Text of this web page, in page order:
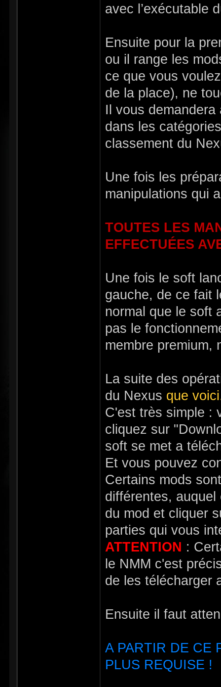
avec l’exécutable
Ensuite pour la
ou il range les
ce que vous
de la place), ne
Il vous
dans les
classement du
Une fois les
manipulations qui
TOUTES LES
EFFECTUÉES
Une fois le soft
gauche, de ce fait
normal que le soft
pas le
membre premium,
La suite des
du Nexus que
C'est très simple :
cliquez sur
soft se met a
Et vous pouvez
Certains mods
différentes,
du mod et cliquer
parties qui vous
ATTENTION :
le NMM c'est
de les télécharger
Ensuite il faut
A PARTIR DE CE
PLUS REQUISE !